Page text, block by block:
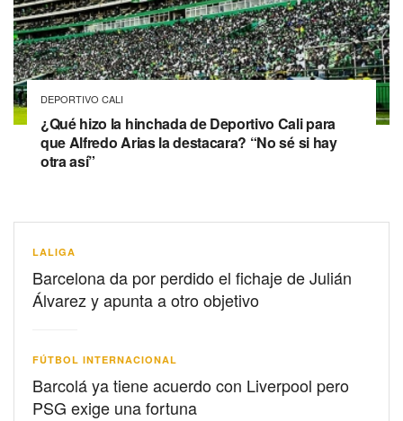
DEPORTIVO CALI
¿Qué hizo la hinchada de Deportivo Cali para
que Alfredo Arias la destacara? “No sé si hay
otra así”
LALIGA
Barcelona da por perdido el fichaje de Julián
Álvarez y apunta a otro objetivo
FÚTBOL INTERNACIONAL
Barcolá ya tiene acuerdo con Liverpool pero
PSG exige una fortuna